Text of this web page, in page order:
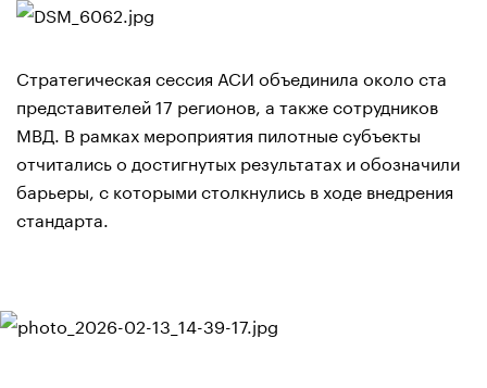
Стратегическая сессия АСИ объединила около ста
представителей 17 регионов, а также сотрудников
МВД. В рамках мероприятия пилотные субъекты
отчитались о достигнутых результатах и обозначили
барьеры, с которыми столкнулись в ходе внедрения
стандарта.